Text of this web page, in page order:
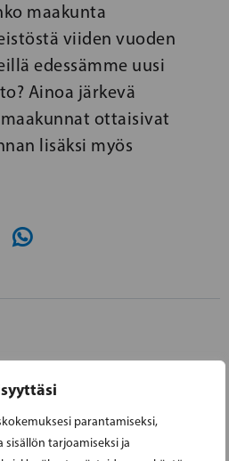
parantamiseksi,
tarjoamiseksi ja
maakunta
viiden vuoden
edessämme uusi
Ainoa järkevä
ottaisivat
lisäksi myös